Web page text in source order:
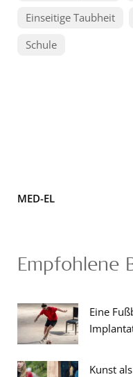
Einseitige Taubheit
Schule
MED-EL
Empfohlene
Eine
Kunst